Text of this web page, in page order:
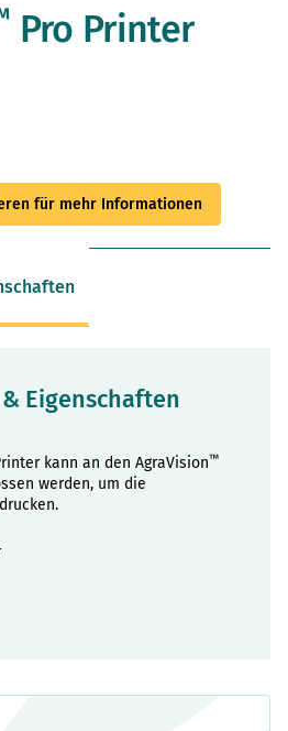
Pro Printer
für mehr Informationen
Eigenschaften
kann an den AgraVision™
werden, um die